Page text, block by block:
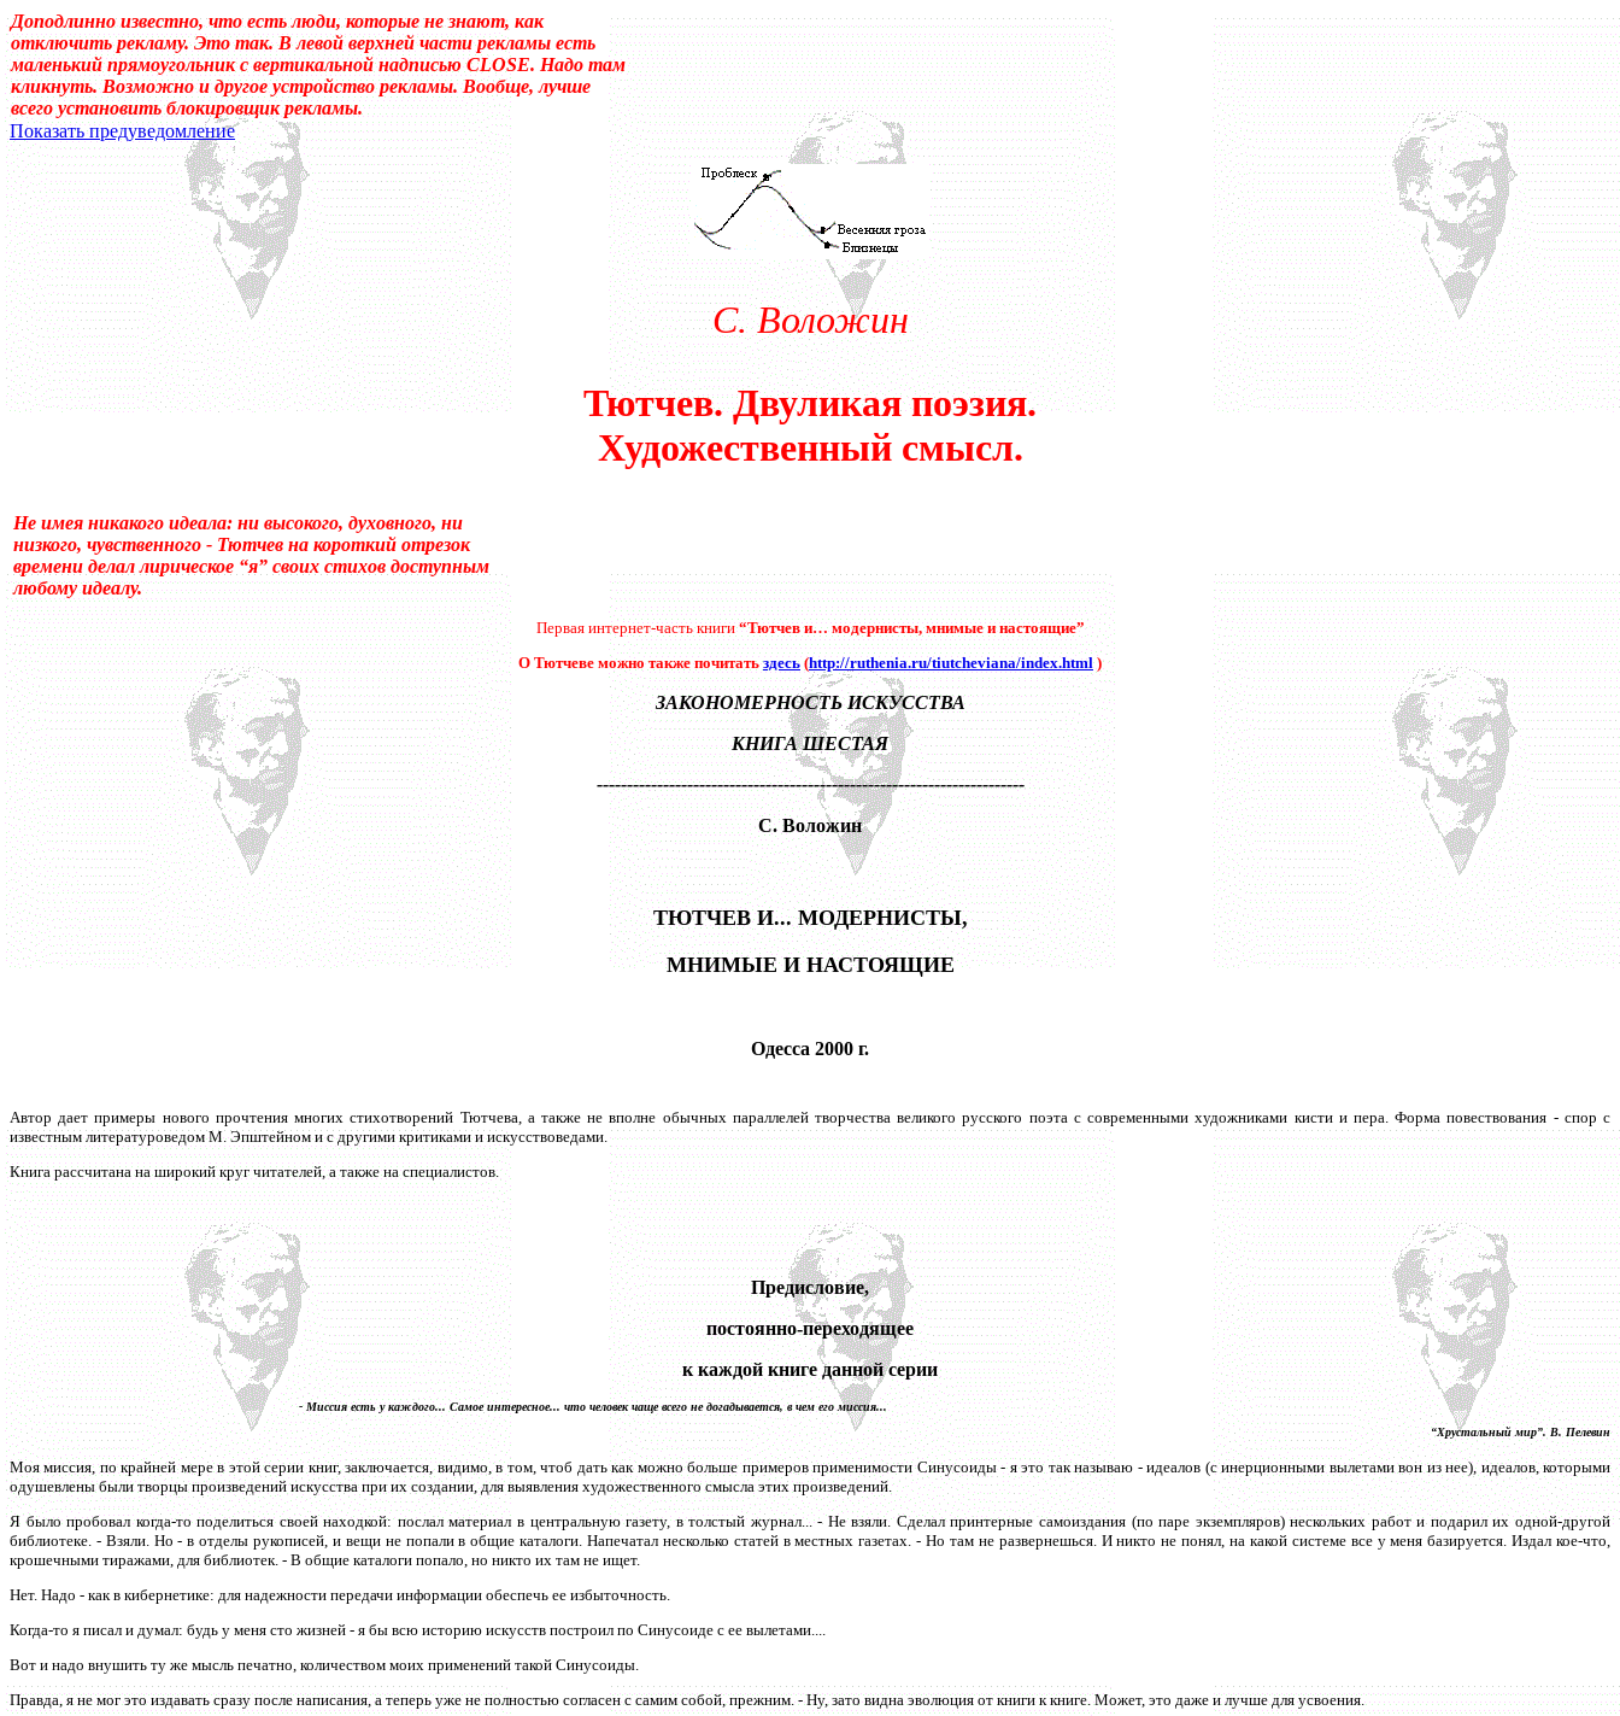
Доподлинно известно, что есть люди, которые не знают, как
отключить рекламу. Это так. В левой верхней части рекламы есть
маленький прямоугольник с вертикальной надписью CLOSE. Надо там
кликнуть. Возможно и другое устройство рекламы. Вообще, лучше
всего установить блокировщик рекламы.
Показать предуведомление
Уважаемые! Умоляю: не садитесь читать, если ещё не отошли от суеты. – Перед вами то, что называется трудным чтением. И ещё: поверьте, что захотеть понять не достаточно, чтоб понять.
Может, перечитать надо, или медленно перечитать, или сформулировать вопрос о том, что не понятно.Прошу прощения! Так случилось, что я много лет пользовался устаревшим термином
«подсознательный» в отношении идеала автора, тогда как надо было писать «сверхсознательный». Так я не буду ни менять в тысячах мест, ни в будущем не пользоваться устаревшим.Ещё
одна накладка обнаружилась: неточное применение слова «сознание». Оно-то или его аналог (как состояние, противоположное поведенческому сну [отличающемуся от сезонного сна]) есть и
у животных, и у растений, и у бактерий. (Специфична для человека вторая сигнальная система, а не сознание.) А я сознание всюду применял как чисто человеческое, противопоставляя
подсознательному. Да и подсознательное часто применял, не акцентируя, что оно-то обеспечивает любое человеческое деяние, и есть только одна его часть, которая – в ранге подсознательного
идеала – обеспечивает в неприкладном искусстве общение подсознаний автора и восприемника по сокровенному поводу. По несокровенному обеспечивается общение подсознаний в
прикладном искусстве (которое о, в общем-то, знаемом и рожденном замыслом сознания). Я не стану нигде уточнять и акцентировать.
С. Воложин
Тютчев. Двуликая поэзия.
Художественный смысл.
Не имея никакого идеала: ни высокого, духовного, ни
низкого, чувственного - Тютчев на короткий отрезок
времени делал лирическое “я” своих стихов доступным
любому идеалу.
Первая интернет-часть книги“Тютчев и… модернисты, мнимые и настоящие”
О Тютчеве можно также почитатьздесь(http://ruthenia.ru/tiutcheviana/index.html)
ЗАКОНОМЕРНОСТЬ ИСКУССТВА
КНИГА ШЕСТАЯ
-----------------------------------------------------------------------
С. Воложин
ТЮТЧЕВ И... МОДЕРНИСТЫ,
МНИМЫЕ И НАСТОЯЩИЕ
Одесса 2000 г.
Автор дает примеры нового прочтения многих стихотворений Тютчева, а также не вполне обычных параллелей творчества великого русского поэта с современными художниками кисти и пера. Форма повествования - спор с
известным литературоведом М. Эпштейном и с другими критиками и искусствоведами.
Книга рассчитана на широкий круг читателей, а также на специалистов.
Предисловие,
постоянно-переходящее
к каждой книге данной серии
- Миссия есть у каждого... Самое интересное... что человек чаще всего не догадывается, в чем его миссия...
“Хрустальный мир”. В. Пелевин
Моя миссия, по крайней мере в этой серии книг, заключается, видимо, в том, чтоб дать как можно больше примеров применимости Синусоиды - я это так называю - идеалов (с инерционными вылетами вон из нее), идеалов, которыми
одушевлены были творцы произведений искусства при их создании, для выявления художественного смысла этих произведений.
Я было пробовал когда-то поделиться своей находкой: послал материал в центральную газету, в толстый журнал... - Не взяли. Сделал принтерные самоиздания (по паре экземпляров) нескольких работ и подарил их одной-другой
библиотеке. - Взяли. Но - в отделы рукописей, и вещи не попали в общие каталоги. Напечатал несколько статей в местных газетах. - Но там не развернешься. И никто не понял, на какой системе все у меня базируется. Издал кое-что,
крошечными тиражами, для библиотек. - В общие каталоги попало, но никто их там не ищет.
Нет. Надо - как в кибернетике: для надежности передачи информации обеспечь ее избыточность.
Когда-то я писал и думал: будь у меня сто жизней - я бы всю историю искусств построил по Синусоиде с ее вылетами....
Вот и надо внушить ту же мысль печатно, количеством моих применений такой Синусоиды.
Правда, я не мог это издавать сразу после написания, а теперь уже не полностью согласен с самим собой, прежним. - Ну, зато видна эволюция от книги к книге. Может, это даже и лучше для усвоения.